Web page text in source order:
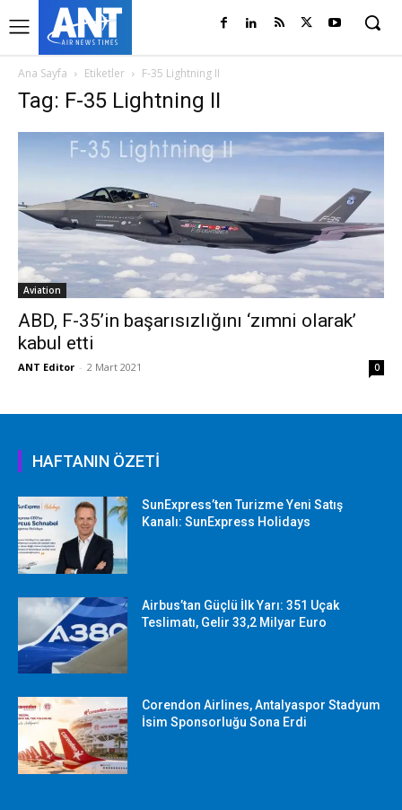
Ana Sayfa Etiketler F-35 Lightning II
Tag: F-35 Lightning II
Aviation
ABD, F-35’in başarısızlığını ‘zımni olarak’
kabul etti
ANT Editor - 2 Mart 2021 0
HAFTANIN ÖZETİ
SunExpress’ten Turizme Yeni Satış
Kanalı: SunExpress Holidays
Airbus’tan Güçlü İlk Yarı: 351 Uçak
Teslimatı, Gelir 33,2 Milyar Euro
Corendon Airlines, Antalyaspor Stadyum
İsim Sponsorluğu Sona Erdi